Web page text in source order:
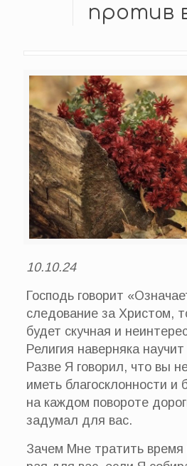
против
10.10.24
Господь говорит
следование за Христом,
будет скучная и
Религия наверняка
Разве Я говорил, что вы
иметь благосклонности и
на каждом повороте
задумал для вас.
Зачем Мне тратить время